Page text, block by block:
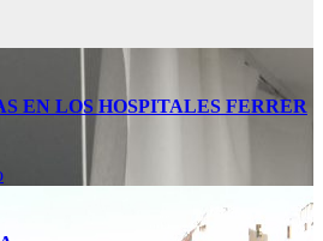
EN LOS HOSPITALES FERRER